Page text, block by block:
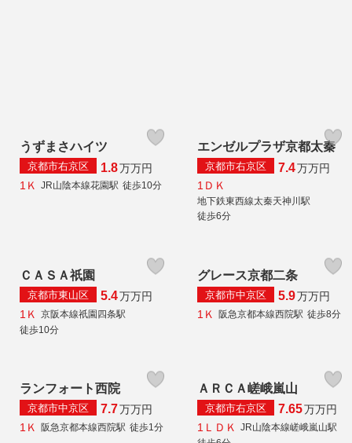
うずまさハイツ
京都市右京区 1.8万万円
1Ｋ
JR山陰本線花園駅 徒歩10分
エンゼルプラザ京都太秦
京都市右京区 7.4万万円
1ＤＫ
地下鉄東西線太秦天神川駅
徒歩6分
ＣＡＳＡ祇園
京都市東山区 5.4万万円
1Ｋ
京阪本線祇園四条駅
徒歩10分
グレース京都二条
京都市中京区 5.9万万円
1Ｋ
阪急京都本線西院駅 徒歩8分
ランフォート西院
京都市中京区 7.7万万円
1Ｋ
阪急京都本線西院駅 徒歩1分
ＡＲＣＡ嵯峨嵐山
京都市右京区 7.65万万円
1ＬＤＫ
JR山陰本線嵯峨嵐山駅